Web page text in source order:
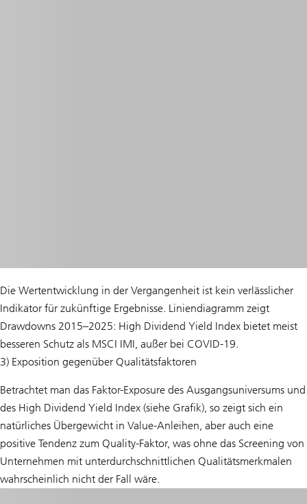
Die Wertentwicklung in der Vergangenheit ist kein verlässlicher
Indikator für zukünftige Ergebnisse. Liniendiagramm zeigt
Drawdowns 2015–2025: High Dividend Yield Index bietet meist
besseren Schutz als MSCI IMI, außer bei COVID-19.
3) Exposition gegenüber Qualitätsfaktoren
Betrachtet man das Faktor-Exposure des Ausgangsuniversums und
des High Dividend Yield Index (siehe Grafik), so zeigt sich ein
natürliches Übergewicht in Value-Anleihen, aber auch eine
positive Tendenz zum Quality-Faktor, was ohne das Screening von
Unternehmen mit unterdurchschnittlichen Qualitätsmerkmalen
wahrscheinlich nicht der Fall wäre.